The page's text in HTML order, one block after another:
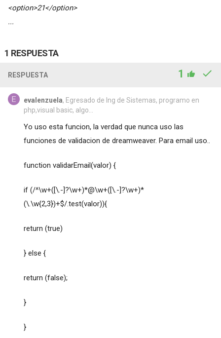
<option>21</option>
...
1 RESPUESTA
RESPUESTA 1
evalenzuela, Egresado de Ing de Sistemas, programo en
php,visual basic, algo...
Yo uso esta funcion, la verdad que nunca uso las
funciones de validacion de dreamweaver. Para email uso..
function validarEmail(valor) {
if (/^\w+([\.-]?\w+)*@\w+([\.-]?\w+)*
(\.\w{2,3})+$/.test(valor)){
return (true)
} else {
return (false);
}
}